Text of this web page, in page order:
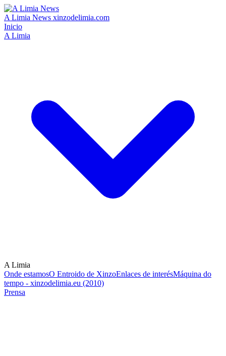
A Limia News xinzodelimia.com
Inicio
A Limia
A Limia
Onde estamosO Entroido de XinzoEnlaces de interésMáquina do
tempo - xinzodelimia.eu (2010)
Prensa